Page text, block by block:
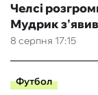
8 серпня 17:15
Челсі
Мудрик
Футбол